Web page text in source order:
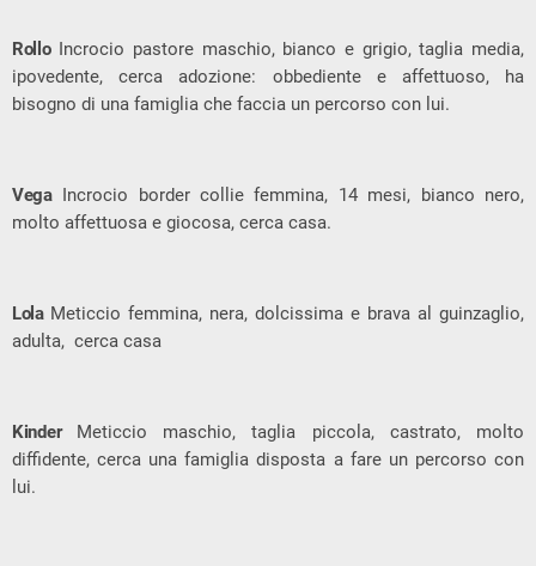
RolloIncrocio pastore maschio, bianco e grigio, taglia media,
ipovedente, cerca adozione: obbediente e affettuoso, ha
bisogno di una famiglia che faccia un percorso con lui.
VegaIncrocio border collie femmina, 14 mesi, bianco nero,
molto affettuosa e giocosa, cerca casa.
Lola Meticcio femmina, nera, dolcissima e brava al guinzaglio,
adulta, cerca casa
Kinder
Meticcio maschio, taglia piccola, castrato, molto
diffidente, cerca una famiglia disposta a fare un percorso con
lui.